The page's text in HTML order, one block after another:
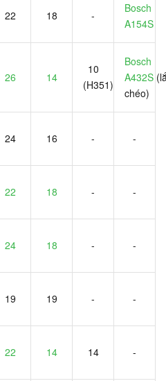
22 18 -
Bosch
A154S
26 14
10
(H351)
Bosch
A432S
chéo)
24 16 - -
22 18 - -
24 18 - -
19 19 - -
22 14 14 -